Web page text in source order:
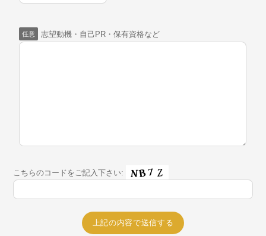
任意 志望動機・自己PR・保有資格など
こちらのコードをご記入下さい: